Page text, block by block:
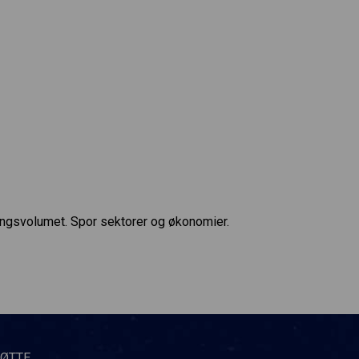
Spor sektorer og økonomier.